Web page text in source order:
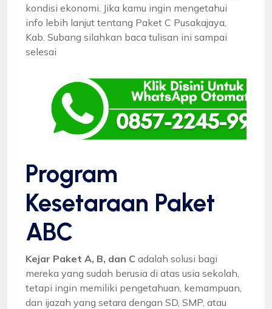
kondisi ekonomi. Jika kamu ingin mengetahui
info lebih lanjut tentang Paket C Pusakajaya,
Kab. Subang silahkan baca tulisan ini sampai
selesai
Program
Kesetaraan Paket
ABC
Kejar Paket A, B, dan C adalah solusi bagi
mereka yang sudah berusia di atas usia sekolah,
tetapi ingin memiliki pengetahuan, kemampuan,
dan ijazah yang setara dengan SD, SMP, atau